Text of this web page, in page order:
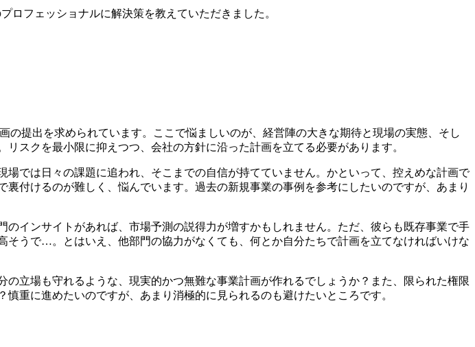
ロフェッショナルに解決策を教えていただきました。
提出を求められています。ここで悩ましいのが、経営陣の大きな期待と現場の実態、そし
スクを最小限に抑えつつ、会社の方針に沿った計画を立てる必要があります。
では日々の課題に追われ、そこまでの自信が持てていません。かといって、控えめな計画で
付けるのが難しく、悩んでいます。過去の新規事業の事例を参考にしたいのですが、あまり
インサイトがあれば、市場予測の説得力が増すかもしれません。ただ、彼らも既存事業で手
うで…。とはいえ、他部門の協力がなくても、何とか自分たちで計画を立てなければいけな
立場も守れるような、現実的かつ無難な事業計画が作れるでしょうか？また、限られた権限
重に進めたいのですが、あまり消極的に見られるのも避けたいところです。